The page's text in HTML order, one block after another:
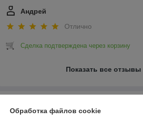
Андрей
Отлично
Сделка подтверждена через корзину
Показать все отзывы
Обработка файлов cookie